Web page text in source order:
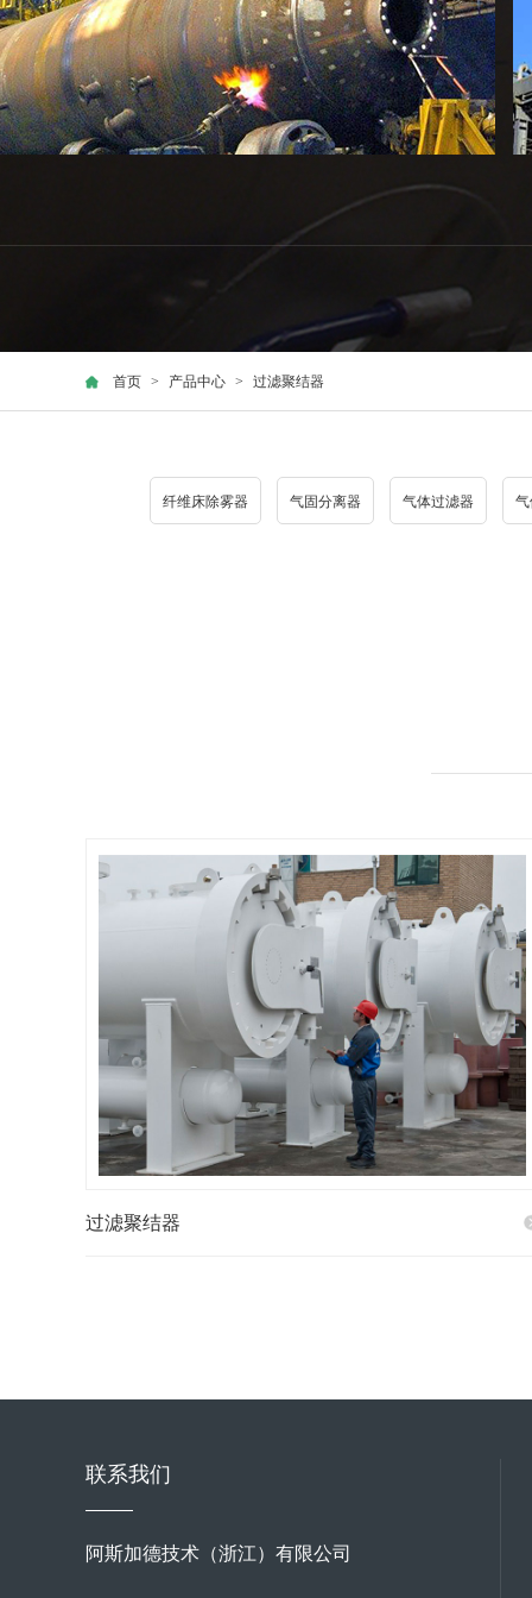
首页 > 产品中心 > 过滤聚结器
纤维床除雾器 气固分离器 气体过滤器
过滤聚结器
联系我们
阿斯加德技术（浙江）有限公司